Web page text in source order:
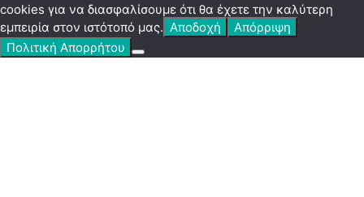
cookies για να διασφαλίσουμε ότι θα έχετε την καλύτερη
εμπειρία στον ιστότοπό μας. Αποδοχή
Απόρριψη
Πολιτική Απορρήτου